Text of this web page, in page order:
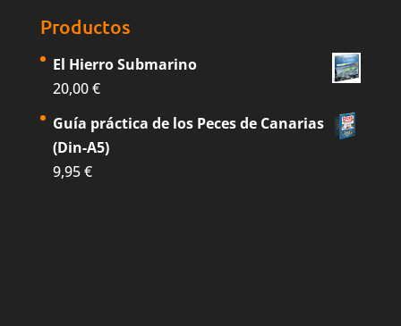
Productos
El Hierro Submarino
20,00€
Guía práctica de los Peces de Canarias
(Din-A5)
9,95€